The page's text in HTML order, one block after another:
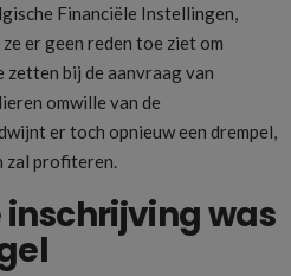
Financiële Instellingen,
er geen reden toe ziet om
zetten bij de aanvraag van
omwille van de
er toch opnieuw een drempel,
zal profiteren.
was